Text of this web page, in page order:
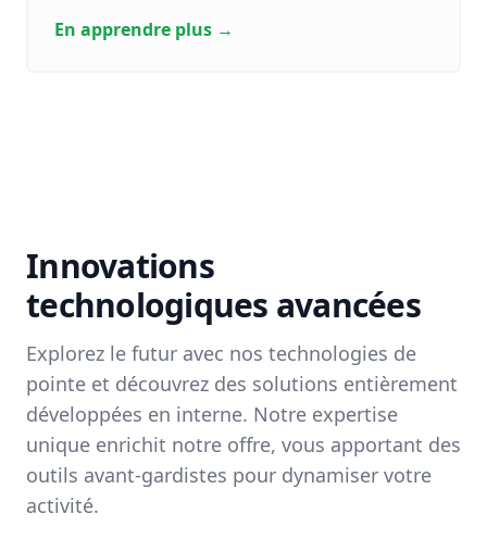
En apprendre plus →
Innovations
technologiques avancées
Explorez le futur avec nos technologies de
pointe et découvrez des solutions entièrement
développées en interne. Notre expertise
unique enrichit notre offre, vous apportant des
outils avant-gardistes pour dynamiser votre
activité.